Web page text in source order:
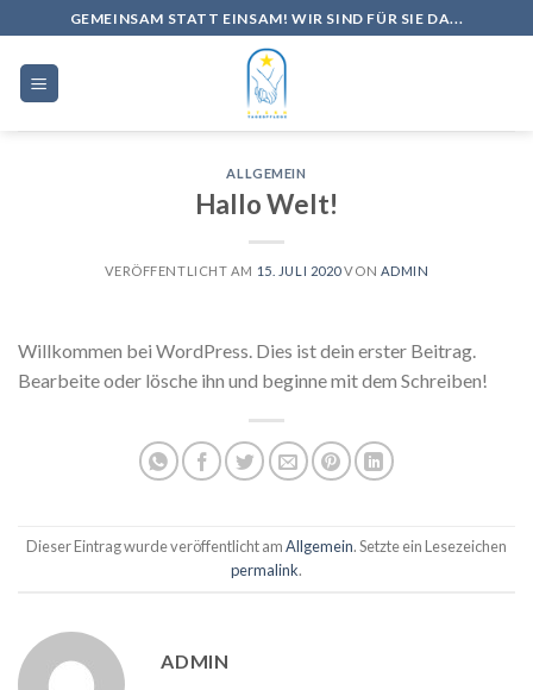
content
GEMEINSAM STATT EINSAM! WIR SIND FÜR SIE DA...
ALLGEMEIN
Hallo Welt!
VERÖFFENTLICHT AM 15. JULI 2020VON ADMIN
Willkommen bei WordPress. Dies ist dein erster Beitrag.
Bearbeite oder lösche ihn und beginne mit dem Schreiben!
Dieser Eintrag wurde veröffentlicht amAllgemein. Setzte ein Lesezeichen
permalink.
ADMIN